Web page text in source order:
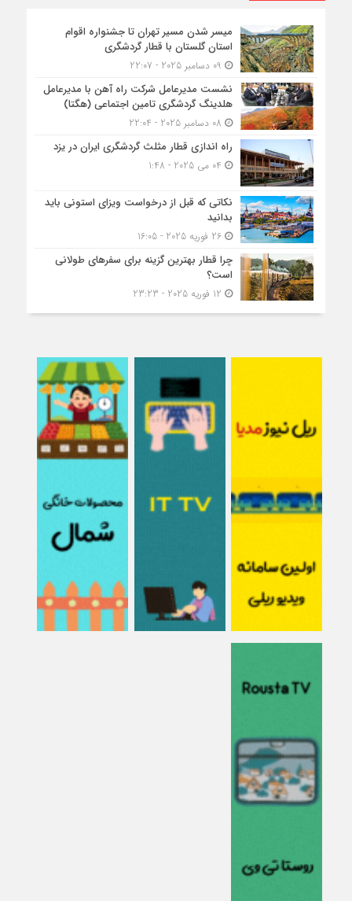
میسر شدن مسیر تهران تا جشنواره اقوام
استان گلستان با قطار گردشگری
نشست مدیرعامل شرکت راه آهن با مدیرعامل
هلدینگ گردشگری تامین اجتماعی (هگتا)
راه اندازی قطار مثلث گردشگری ایران در یزد
نکاتی که قبل از درخواست ویزای استونی باید
بدانید
26 فوریه 2025 - 16:05
چرا قطار بهترین گزینه برای سفرهای طولانی
است؟